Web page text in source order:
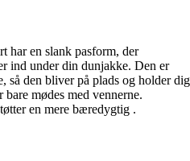
har en slank pasform, der
ind under din dunjakke. Den er
så den bliver på plads og holder dig
mødes med vennerne.
en mere bæredygtig .